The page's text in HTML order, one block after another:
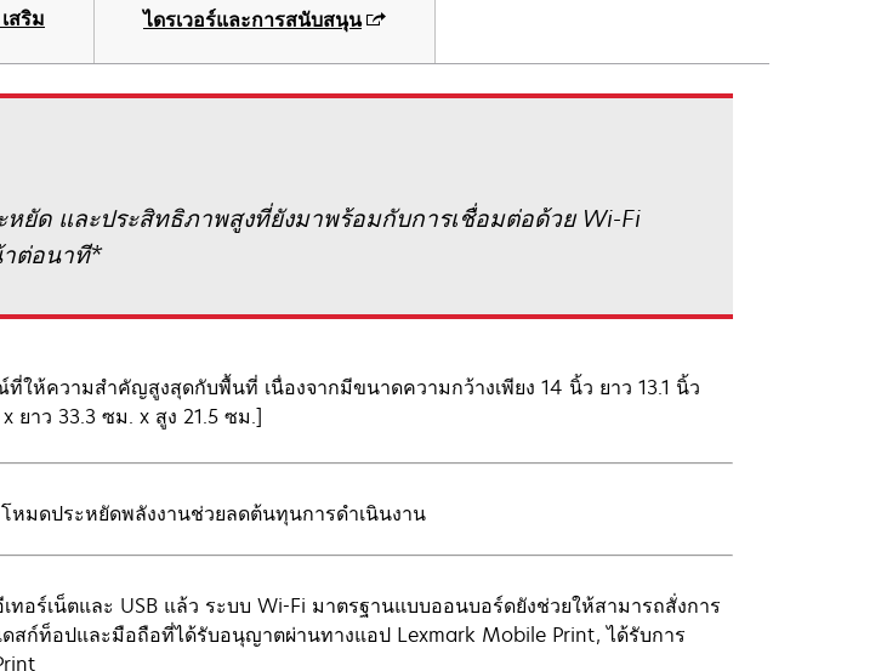
สริม ไดรเวอร์และการสนับสนุน
ยัด และประสิทธิภาพสูงที่ยังมาพร้อมกับการเชื่อมต่อด้วย Wi-Fi
ต่อนาที*
ให้ความสำคัญสูงสุดกับพื้นที่ เนื่องจากมีขนาดความกว้างเพียง 14 นิ้ว ยาว 13.1 นิ้ว
ยาว 33.3 ซม. x สูง 21.5 ซม.]
หมดประหยัดพลังงานช่วยลดต้นทุนการดำเนินงาน
ทอร์เน็ตและ USB แล้ว ระบบ Wi-Fi มาตรฐานแบบออนบอร์ดยังช่วยให้สามารถสั่งการ
สก์ท็อปและมือถือที่ได้รับอนุญาตผ่านทางแอป Lexmark Mobile Print, ได้รับการ